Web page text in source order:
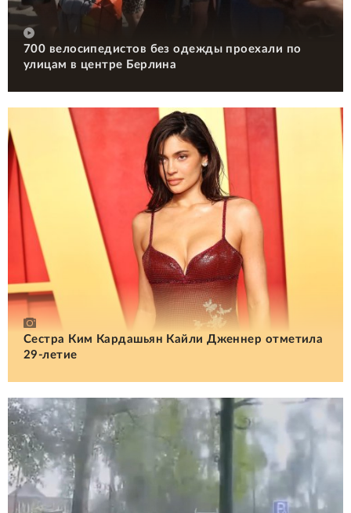
700 велосипедистов без одежды проехали по
улицам в центре Берлина
Сестра Ким Кардашьян Кайли Дженнер отметила
29-летие